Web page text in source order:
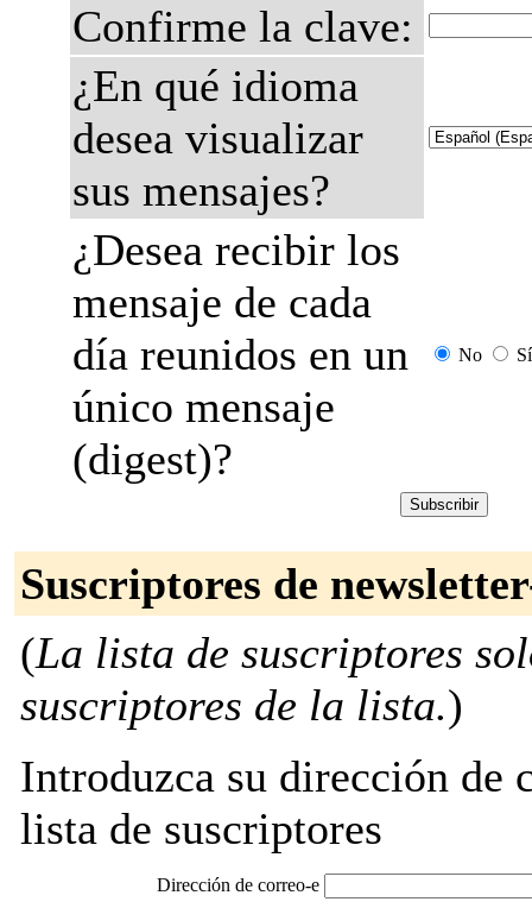
Confirme la clave:
¿En qué idioma
desea visualizar
sus mensajes?
¿Desea recibir los
mensaje de cada
día reunidos en un
único mensaje
(digest)?
No Sí
Suscriptores de
(La lista de suscriptores
suscriptores de la lista.)
Introduzca su dirección de
lista de suscriptores
Dirección de correo-e